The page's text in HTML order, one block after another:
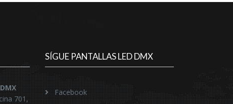
701,
SÍGUE PANTALLAS LED DMX
Facebook